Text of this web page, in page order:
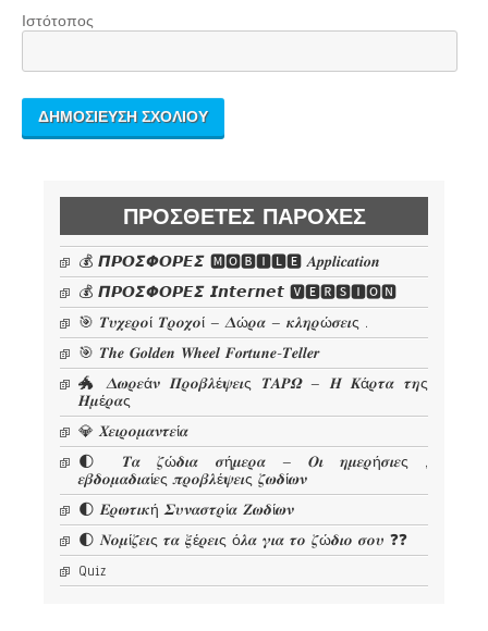
Ιστότοπος
ΠΡΌΣΘΕΤΕΣ ΠΑΡΟΧΈΣ
💰 𝞟𝞠𝞞𝞢𝞥𝞞𝞠𝞔𝞢 🅼🅾🅱🅸🅻🅴 𝜜𝒑𝒑𝒍𝒊𝒄𝒂𝒕𝒊𝒐𝒏
💰 𝞟𝞠𝞞𝞢𝞥𝞞𝞠𝞔𝞢 𝙄𝙣𝙩𝙚𝙧𝙣𝙚𝙩 🆅🅴🆁🆂🅸🅾🅽
🎯 𝜯𝝊𝝌𝜺𝝆𝝄ί 𝜯𝝆𝝄𝝌𝝄ί – 𝜟ώ𝝆𝜶 – 𝜿𝝀𝜼𝝆ώ𝝈𝜺𝜾ς .
🎯 𝑻𝒉𝒆 𝑮𝒐𝒍𝒅𝒆𝒏 𝑾𝒉𝒆𝒆𝒍 𝑭𝒐𝒓𝒕𝒖𝒏𝒆-𝑻𝒆𝒍𝒍𝒆𝒓
🐲 𝜟𝝎𝝆𝜺ά𝝂 𝜫𝝆𝝄𝜷𝝀έ𝝍𝜺𝜾ς 𝜯𝜜𝜬𝜴 – 𝜢 𝜥ά𝝆𝝉𝜶 𝝉𝜼ς
𝜢𝝁έ𝝆𝜶ς
💎 𝜲𝜺𝜾𝝆𝝄𝝁𝜶𝝂𝝉𝜺ί𝜶
🌓 𝜯𝜶 𝜻ώ𝜹𝜾𝜶 𝝈ή𝝁𝜺𝝆𝜶 – 𝜪𝜾 𝜼𝝁𝜺𝝆ή𝝈𝜾𝜺ς ,
𝜺𝜷𝜹𝝄𝝁𝜶𝜹𝜾𝜶ί𝜺ς 𝝅𝝆𝝄𝜷𝝀έ𝝍𝜺𝜾ς 𝜻𝝎𝜹ί𝝎𝝂
🌓 𝜠𝝆𝝎𝝉𝜾𝜿ή 𝜮𝝊𝝂𝜶𝝈𝝉𝝆ί𝜶 𝜡𝝎𝜹ί𝝎𝝂
🌓 𝜨𝝄𝝁ί𝜻𝜺𝜾ς 𝝉𝜶 𝝃έ𝝆𝜺𝜾ς ό𝝀𝜶 𝜸𝜾𝜶 𝝉𝝄 𝜻ώ𝜹𝜾𝝄 𝝈𝝄𝝊 ❓❓
Quiz